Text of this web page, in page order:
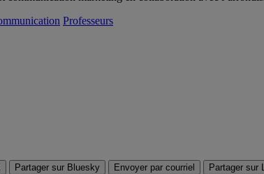
Professeurs
Partager sur Bluesky Envoyer par courriel Partager sur